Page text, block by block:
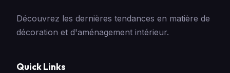
Découvrez les dernières tendances en matière de
décoration et d'aménagement intérieur.
Quick Links